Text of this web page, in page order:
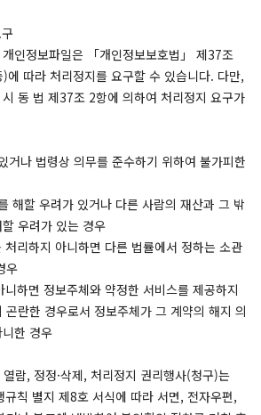
인정보파일은 「개인정보보호법」 제37조
에 따라 처리정지를 요구할 수 있습니다. 다만,
동 법 제37조 2항에 의하여 처리정지 요구가
거나 법령상 의무를 준수하기 위하여 불가피한
해할 우려가 있거나 다른 사람의 재산과 그 밖
우려가 있는 경우
리하지 아니하면 다른 법률에서 정하는 소관
우
하면 정보주체와 약정한 서비스를 제공하지
란한 경우로서 정보주체가 그 계약의 해지 의
한 경우
람, 정정·삭제, 처리정지 권리행사(청구)는
규칙 별지 제8호 서식에 따라 서면, 전자우편,